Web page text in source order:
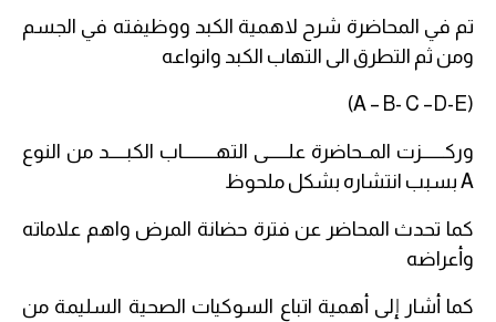
تم في المحاضرة شرح لاهمية الكبد ووظيفته في الجسم
ومن ثم التطرق الى التهاب الكبد وانواعه
(A – B- C –D-E)
وركـــــــزت المــحاضرة علــــــى التهــــــــــاب الكبـــــد من النوع
A بسبب انتشاره بشكل ملحوظ
كما تحدث المحاضر عن فترة حضانة المرض واهم علاماته
وأعراضه
كما أشار إلى أهمية اتباع السوكيات الصحية السليمة من